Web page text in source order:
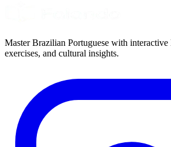
Master Brazilian Portuguese with interactive
exercises, and cultural insights.